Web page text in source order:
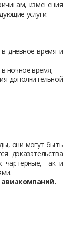
изменения
услуги:
дневное время и
ночное время;
дополнительной
они могут быть
доказательства
чартерные, так и
авиакомпаний.